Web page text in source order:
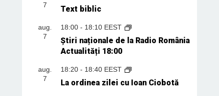
7
Text biblic
aug.
7
18:00- 18:10 EEST
Știri naționale de la Radio România
Actualități 18:00
aug.
7
18:20- 18:40 EEST
La ordinea zilei cu Ioan Ciobotă